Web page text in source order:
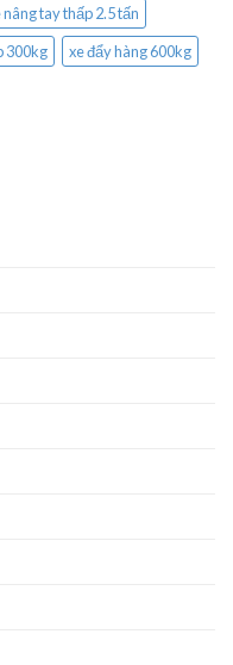
nâng tay thấp 2.5 tấn
300kg
xe đẩy hàng 600kg